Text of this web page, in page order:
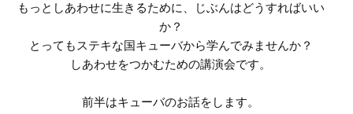
もっとしあわせに生きるために、じぶんはどうすればいい
か？
とってもステキな国キューバから学んでみませんか？
しあわせをつかむための講演会です。
前半はキューバのお話をします。